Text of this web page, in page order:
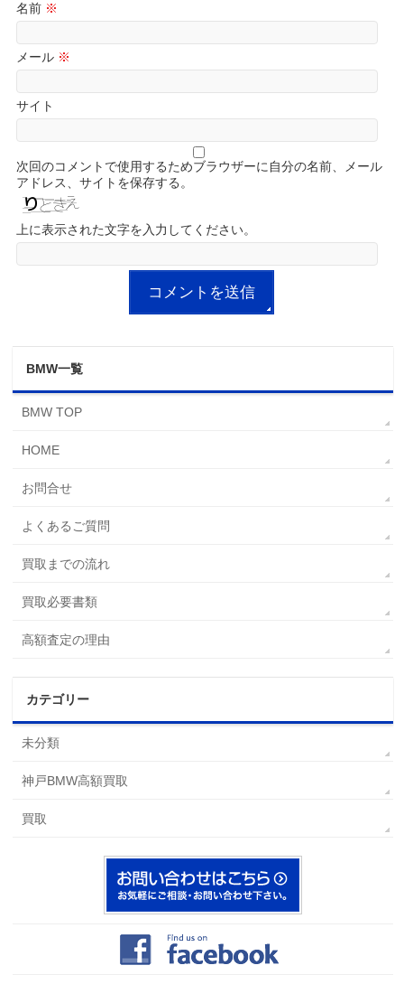
名前 ※
メール ※
サイト
次回のコメントで使用するためブラウザーに自分の名前、メール
アドレス、サイトを保存する。
上に表示された文字を入力してください。
BMW一覧
BMW TOP
HOME
お問合せ
よくあるご質問
買取までの流れ
買取必要書類
高額査定の理由
カテゴリー
未分類
神戸BMW高額買取
買取